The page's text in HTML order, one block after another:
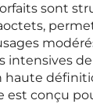
sont
intensives
est conçu